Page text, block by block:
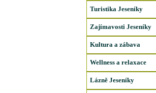
Turistika Jeseníky
Zajímavosti Jeseníky
Kultura a zábava
Wellness a relaxace
Lázně Jeseníky